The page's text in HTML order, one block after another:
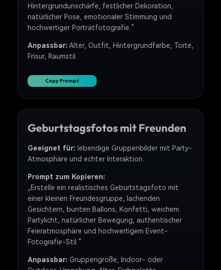
Hintergrundunschärfe, festlicher Dekoration,
natürlicher Pose, emotionaler Stimmung und
hochwertiger Porträtfotografie.“
Anpassbar: Alter, Outfit, Hintergrundfarbe, Torte,
Frisur, Raumstil.
Copy Prompt
Geburtstagsfotos mit Freunden
Geeignet für: lebendige Gruppenbilder mit Party-
Atmosphäre und echter Interaktion.
Prompt zum Kopieren:
„Erstelle ein realistisches Geburtstagsfoto mit
einer kleinen Freundesgruppe, lachenden
Gesichtern, bunten Ballons, Konfetti, weichem
Partylicht, natürlicher Bewegung, authentischer
Feieratmosphäre und hochwertigem Event-
Fotografie-Stil.“
Anpassbar: Gruppengröße, Indoor- oder